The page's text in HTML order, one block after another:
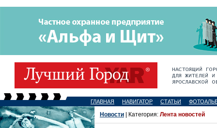
ГЛАВНАЯ НАВИГАТОР СТАТЬИ
Новости | Категория: Лента новостей